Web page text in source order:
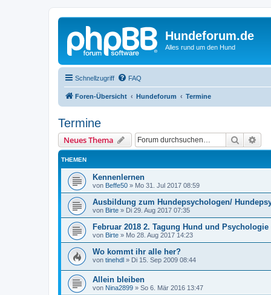
Hundeforum.de
Alles rund um den Hund
Schnellzugriff FAQ
Foren-Übersicht Hundeforum Termine
Termine
Neues Thema Suche
THEMEN
Kennenlernen
von Beffe50 » Mo 31. Jul 2017 08:59
Ausbildung zum Hundepsychologen/
von Birte » Di 29. Aug 2017 07:35
Februar 2018 2. Tagung Hund und Psychologie
von Birte » Mo 28. Aug 2017 14:23
Wo kommt ihr alle her?
von tinehdl » Di 15. Sep 2009 08:44
Allein bleiben
von Nina2899 » So 6. Mär 2016 13:47